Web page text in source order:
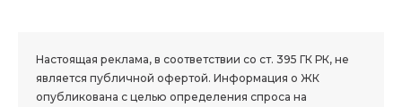
Настоящая реклама, в соответствии со ст. 395 ГК РК, не
является публичной офертой. Информация о ЖК
опубликована с целью определения спроса на